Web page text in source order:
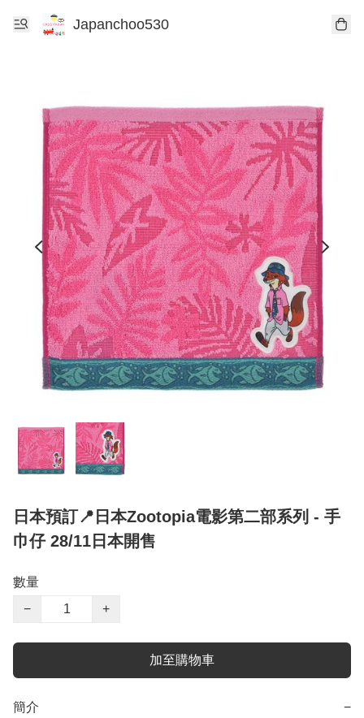
Japanchoo530
日本預訂📍日本Zootopia電影第二部系列 - 手
巾仔 28/11日本開售
數量
−
+
加至購物車
簡介 −